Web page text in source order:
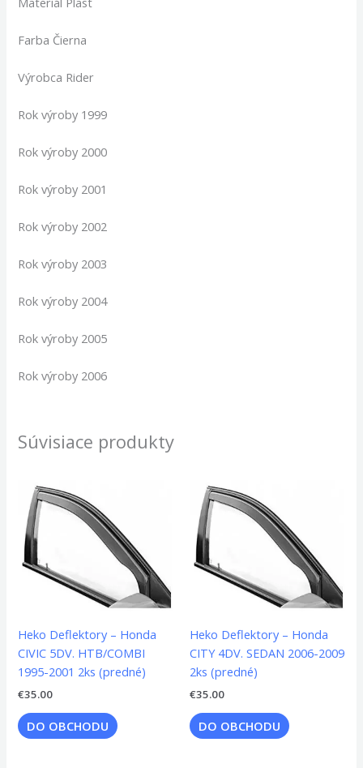
Farba Čierna
Výrobca Rider
Rok výroby 1999
Rok výroby 2000
Rok výroby 2001
Rok výroby 2002
Rok výroby 2003
Rok výroby 2004
Rok výroby 2005
Rok výroby 2006
Súvisiace produkty
Heko Deflektory – Honda
CIVIC 5DV. HTB/COMBI
1995-2001 2ks (predné)
€35.00
DO OBCHODU
Heko Deflektory – Honda
CITY 4DV. SEDAN 2006-2009
2ks (predné)
€35.00
DO OBCHODU